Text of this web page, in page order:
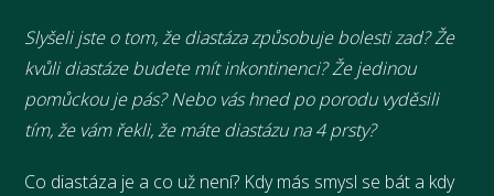
Slyšeli jste o tom, že diastáza způsobuje bolesti zad? Že
kvůli diastáze budete mít inkontinenci? Že jedinou
pomůckou je pás? Nebo vás hned po porodu vyděsili
tím, že vám řekli, že máte diastázu na 4 prsty?
Co diastáza je a co už není? Kdy más smysl se bát a kdy